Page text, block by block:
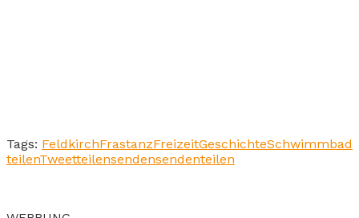
Tags: FeldkirchFrastanzFreizeitGeschichteSchwimmbad
teilenTweetteilensendensendenteilen